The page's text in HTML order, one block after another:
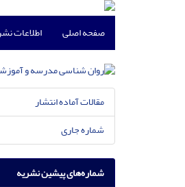
صفحه اصلی اطلاعات
مقالات آماده انتشار
شماره جاری
شماره‌های پیشین نشریه